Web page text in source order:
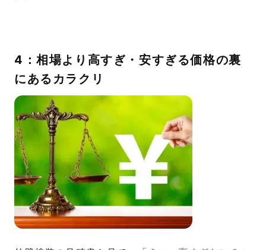
4：相場より高すぎ・安すぎる価格の裏
にあるカラクリ